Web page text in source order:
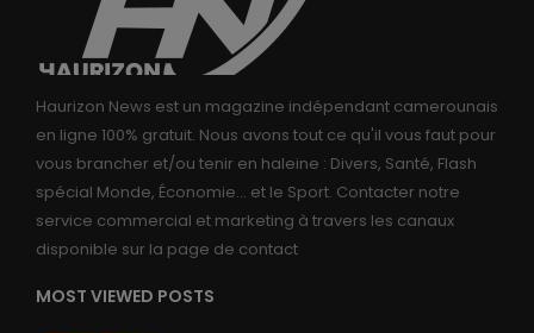
Haurizon News est un magazine indépendant camerounais
en ligne 100% gratuit. Nous avons tout ce qu'il vous faut pour
vous brancher et/ou tenir en haleine : Divers, Santé, Flash
spécial Monde, Économie... et le Sport. Contacter notre
service commercial et marketing à travers les canaux
disponible sur la page de contact
MOST VIEWED POSTS